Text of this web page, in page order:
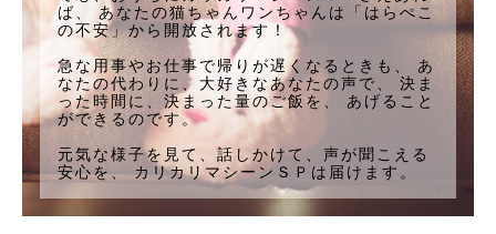
ば、
あなたの猫ちゃんワンちゃんは「はらぺこ
の不安」から開放されます！
急な用事やお仕事で帰りが遅くなるときも、
あ
なたの代わりに、大好きなあなたの声で、
決ま
った時間に、決まった量のご飯を、
あげること
ができるのです。
元気な様子を見て、話しかけて、声が聞こえる
安心を、カリカリマシーンＳＰは届けます。